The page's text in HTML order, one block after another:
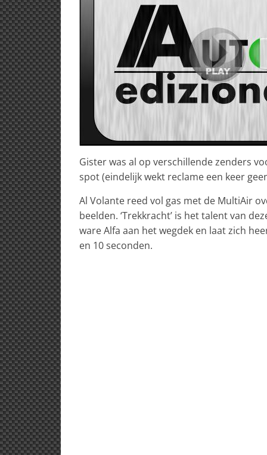
Gister was al op verschillende zenders
spot (eindelijk wekt reclame een keer
Al Volante reed vol gas met de MultiAir
beelden. ‘Trekkracht’ is het talent van
ware Alfa aan het wegdek en laat zich
en 10 seconden.